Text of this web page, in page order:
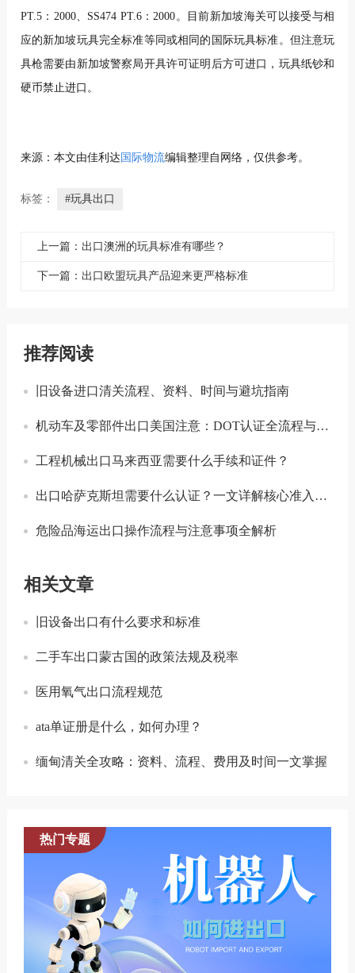
PT.5：2000、SS474 PT.6：2000。目前新加坡海关可以接受与相
应的新加坡玩具完全标准等同或相同的国际玩具标准。但注意玩
具枪需要由新加坡警察局开具许可证明后方可进口，玩具纸钞和
硬币禁止进口。
来源：本文由佳利达国际物流编辑整理自网络，仅供参考。
标签： #玩具出口
上一篇：出口澳洲的玩具标准有哪些？
下一篇：出口欧盟玩具产品迎来更严格标准
推荐阅读
旧设备进口清关流程、资料、时间与避坑指南
机动车及零部件出口美国注意：DOT认证全流程与合规要点详解
工程机械出口马来西亚需要什么手续和证件？
出口哈萨克斯坦需要什么认证？一文详解核心准入要求
危险品海运出口操作流程与注意事项全解析
相关文章
旧设备出口有什么要求和标准
二手车出口蒙古国的政策法规及税率
医用氧气出口流程规范
ata单证册是什么，如何办理？
缅甸清关全攻略：资料、流程、费用及时间一文掌握
热门专题